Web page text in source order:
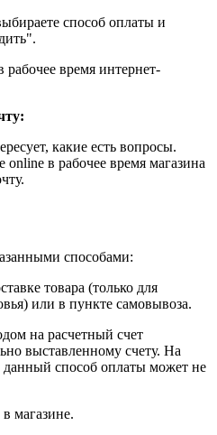
способ оплаты и
время интернет-
:
какие есть вопросы.
в рабочее время магазина
способами:
товара (только для
или в пункте самовывоза.
на расчетный счет
выставленному счету. На
способ оплаты может не
магазине.